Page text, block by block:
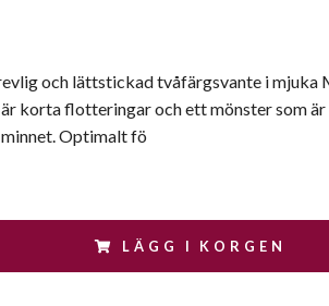
och lättstickad tvåfärgsvante i mjuka
korta flotteringar och ett mönster som
Optimalt fö
LÄGG I KORGEN